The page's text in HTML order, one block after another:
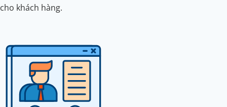
cho khách hàng.